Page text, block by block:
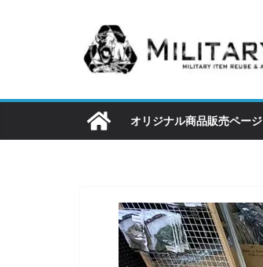
ツ
ス
オリジナル商品販売ページ